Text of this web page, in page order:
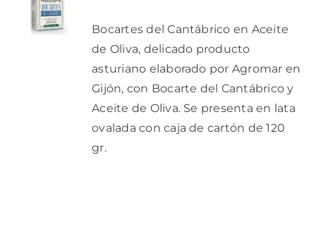
CARRITO
/
DETALLES
Bocartes del Cantábrico en Aceite
de Oliva, delicado producto
asturiano elaborado por Agromar en
Gijón, con Bocarte del Cantábrico y
Aceite de Oliva. Se presenta en lata
ovalada con caja de cartón de 120
gr.